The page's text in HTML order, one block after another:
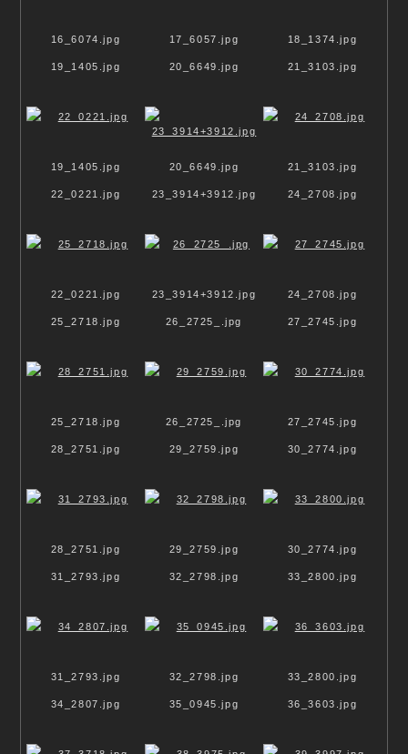
Floramagie
Naked Lady und Meeressaum
Olivenbaum und Brandung
Rhododendron und Meeressaum
Wicke und Meeressaum
16_6074.jpg 17_6057.jpg 18_1374.jpg
19_1405.jpg
19_1405.jpg
20_6649.jpg
20_6649.jpg
21_3103.jpg
21_3103.jpg
22_0221.jpg
22_0221.jpg
23_3914+3912.jpg
23_3914+3912.jpg
24_2708.jpg
24_2708.jpg
25_2718.jpg
25_2718.jpg
26_2725_.jpg
26_2725_.jpg
27_2745.jpg
27_2745.jpg
28_2751.jpg
28_2751.jpg
29_2759.jpg
29_2759.jpg
30_2774.jpg
30_2774.jpg
31_2793.jpg
31_2793.jpg
32_2798.jpg
32_2798.jpg
33_2800.jpg
33_2800.jpg
34_2807.jpg 35_0945.jpg 36_3603.jpg